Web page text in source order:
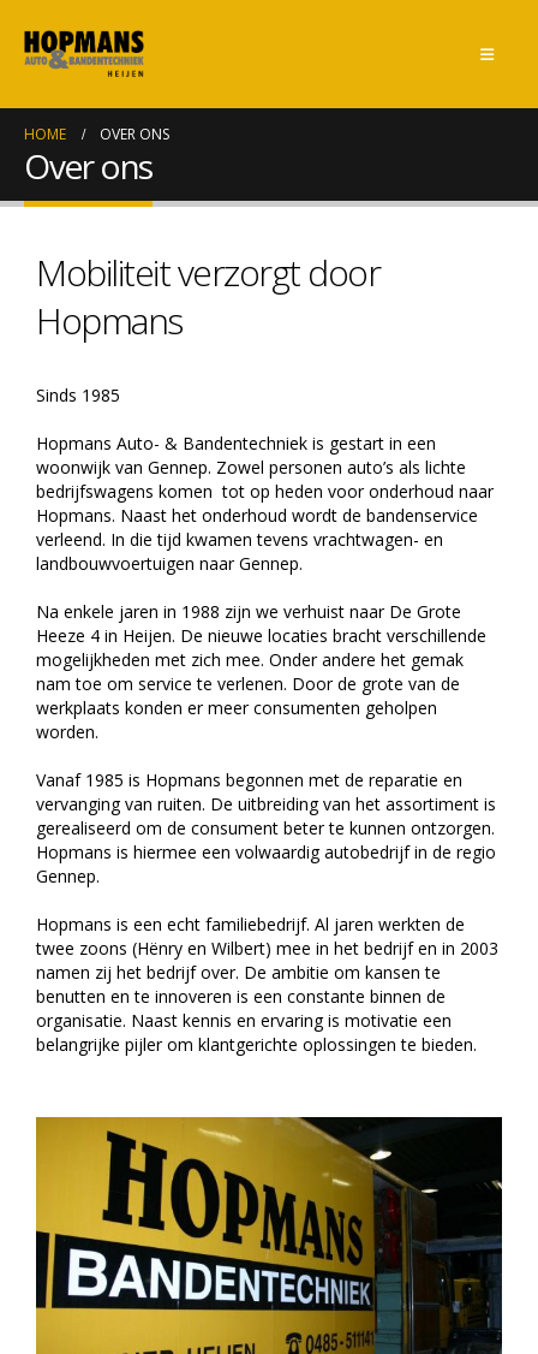
HOME OVER ONS
Over ons
Mobiliteit verzorgt door
Hopmans
Sinds 1985
Hopmans Auto- & Bandentechniek is gestart in een
woonwijk van Gennep. Zowel personen auto’s als lichte
bedrijfswagens komen tot op heden voor onderhoud naar
Hopmans. Naast het onderhoud wordt de bandenservice
verleend. In die tijd kwamen tevens vrachtwagen- en
landbouwvoertuigen naar Gennep.
Na enkele jaren in 1988 zijn we verhuist naar De Grote
Heeze 4 in Heijen. De nieuwe locaties bracht verschillende
mogelijkheden met zich mee. Onder andere het gemak
nam toe om service te verlenen. Door de grote van de
werkplaats konden er meer consumenten geholpen
worden.
Vanaf 1985 is Hopmans begonnen met de reparatie en
vervanging van ruiten. De uitbreiding van het assortiment is
gerealiseerd om de consument beter te kunnen ontzorgen.
Hopmans is hiermee een volwaardig autobedrijf in de regio
Gennep.
Hopmans is een echt familiebedrijf. Al jaren werkten de
twee zoons (Hënry en Wilbert) mee in het bedrijf en in 2003
namen zij het bedrijf over. De ambitie om kansen te
benutten en te innoveren is een constante binnen de
organisatie. Naast kennis en ervaring is motivatie een
belangrijke pijler om klantgerichte oplossingen te bieden.